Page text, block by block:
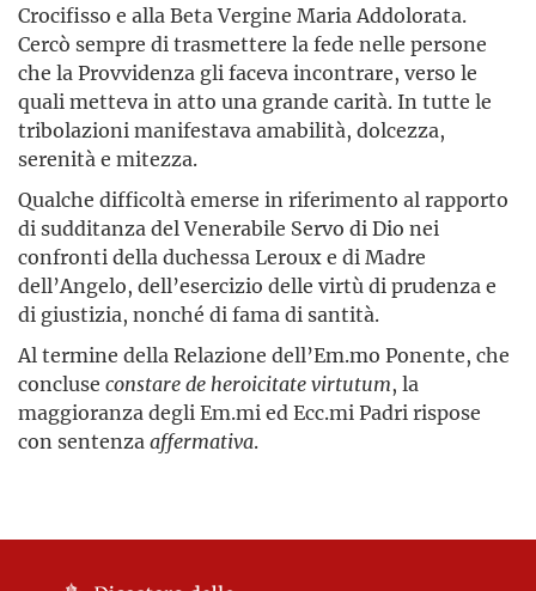
Crocifisso e alla Beta Vergine Maria Addolorata.
Cercò sempre di trasmettere la fede nelle persone
che la Provvidenza gli faceva incontrare, verso le
quali metteva in atto una grande carità. In tutte le
tribolazioni manifestava amabilità, dolcezza,
serenità e mitezza.
Qualche difficoltà emerse in riferimento al rapporto
di sudditanza del Venerabile Servo di Dio nei
confronti della duchessa Leroux e di Madre
dell’Angelo, dell’esercizio delle virtù di prudenza e
di giustizia, nonché di fama di santità.
Al termine della Relazione dell’Em.mo Ponente, che
concluse constare de heroicitate virtutum, la
maggioranza degli Em.mi ed Ecc.mi Padri rispose
con sentenza affermativa.